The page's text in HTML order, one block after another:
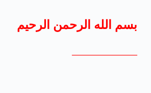
بسم الله الرحمن الرحيم
————————